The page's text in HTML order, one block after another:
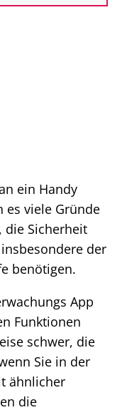
ein Handy
es viele Gründe
die Sicherheit
der
benötigen.
App
Funktionen
schwer, die
Sie in der
ähnlicher
die